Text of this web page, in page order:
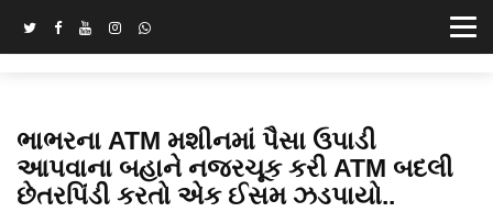
ભાભરના ATM મશીનમાં પૈસા ઉપાડી
આપવાના બહાને નજરચૂક કરી ATM બદલી
છેતરપિંડી કરતો એક ઈસમ ઝડપાયો..